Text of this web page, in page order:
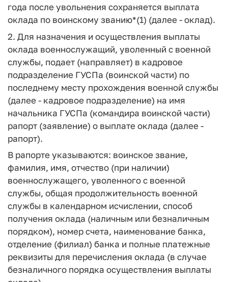
года после увольнения сохраняется выплата
оклада по воинскому званию*(1) (далее - оклад).
2. Для назначения и осуществления выплаты
оклада военнослужащий, уволенный с военной
службы, подает (направляет) в кадровое
подразделение ГУСПа (воинской части) по
последнему месту прохождения военной службы
(далее - кадровое подразделение) на имя
начальника ГУСПа (командира воинской части)
рапорт (заявление) о выплате оклада (далее -
рапорт).
В рапорте указываются: воинское звание,
фамилия, имя, отчество (при наличии)
военнослужащего, уволенного с военной
службы, общая продолжительность военной
службы в календарном исчислении, способ
получения оклада (наличным или безналичным
порядком), номер счета, наименование банка,
отделение (филиал) банка и полные платежные
реквизиты для перечисления оклада (в случае
безналичного порядка осуществления выплаты